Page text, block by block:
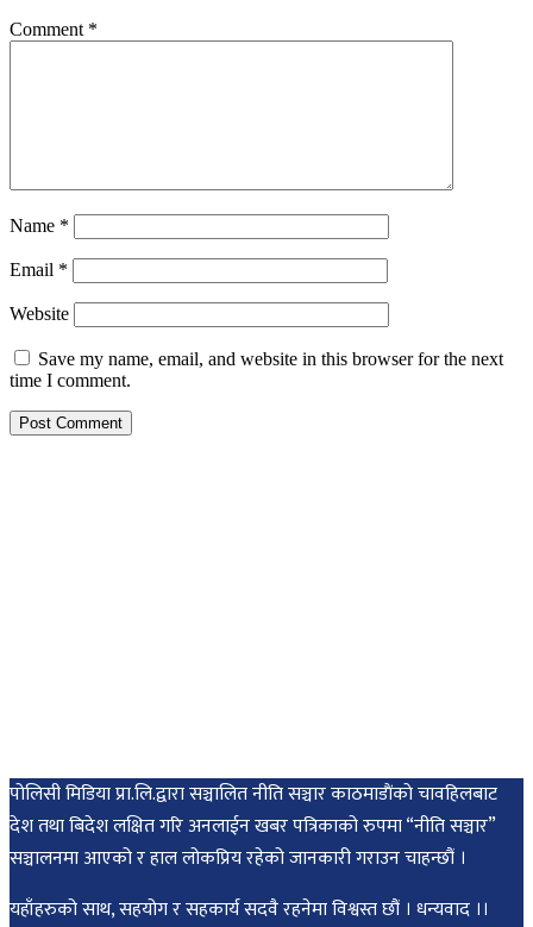
Comment *
Name *
Email *
Website
Save my name, email, and website in this browser for the next
time I comment.
पोलिसी मिडिया प्रा.लि.द्वारा सञ्चालित नीति सञ्चार काठमाडाैंकाे चावहिलबाट
देश तथा बिदेश लक्षित गरि अनलाईन खबर पत्रिकाको रुपमा “नीति सञ्चार”
सञ्चालनमा आएको र हाल लोकप्रिय रहेको जानकारी गराउन चाहन्छौं ।
यहाँहरुको साथ, सहयोग र सहकार्य सदवै रहनेमा विश्वस्त छौं । धन्यवाद ।।